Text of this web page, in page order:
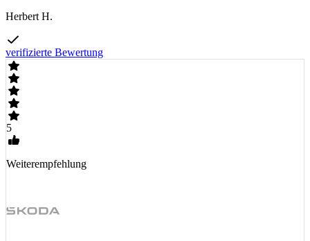
Herbert H.
verifizierte Bewertung
5
Weiterempfehlung